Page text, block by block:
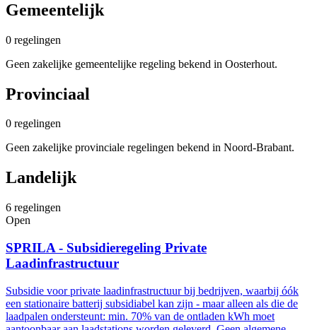
Gemeentelijk
0 regelingen
Geen zakelijke gemeentelijke regeling bekend in Oosterhout.
Provinciaal
0 regelingen
Geen zakelijke provinciale regelingen bekend in Noord-Brabant.
Landelijk
6 regelingen
Open
SPRILA - Subsidieregeling Private
Laadinfrastructuur
Subsidie voor private laadinfrastructuur bij bedrijven, waarbij óók
een stationaire batterij subsidiabel kan zijn - maar alleen als die de
laadpalen ondersteunt: min. 70% van de ontladen kWh moet